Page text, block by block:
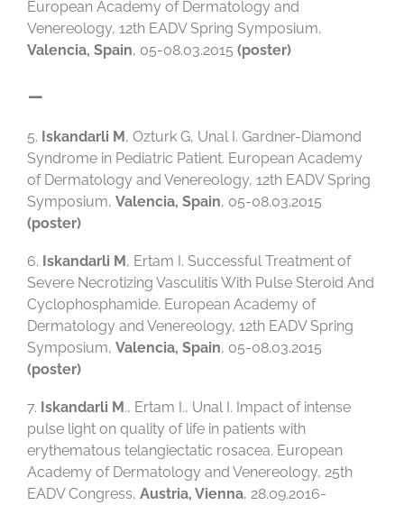
European Academy of Dermatology and
Venereology, 12th EADV Spring Symposium,
Valencia, Spain, 05-08.03.2015 (poster)
–
5. Iskandarli M, Ozturk G, Unal I. Gardner-Diamond
Syndrome in Pediatric Patient. European Academy
of Dermatology and Venereology, 12th EADV Spring
Symposium, Valencia, Spain, 05-08.03.2015
(poster)
6. Iskandarli M, Ertam I. Successful Treatment of
Severe Necrotizing Vasculitis With Pulse Steroid And
Cyclophosphamide. European Academy of
Dermatology and Venereology, 12th EADV Spring
Symposium, Valencia, Spain, 05-08.03.2015
(poster)
7. Iskandarli M., Ertam I., Unal I. Impact of intense
pulse light on quality of life in patients with
erythematous telangiectatic rosacea. European
Academy of Dermatology and Venereology, 25th
EADV Congress, Austria, Vienna, 28.09.2016-